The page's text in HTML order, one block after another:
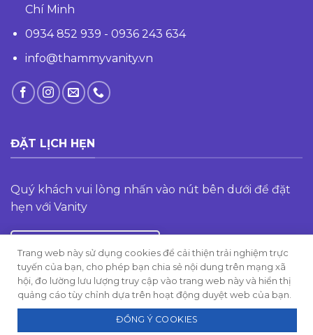
Chí Minh
0934 852 939 - 0936 243 634
info@thammyvanity.vn
ĐẶT LỊCH HẸN
Quý khách vui lòng nhấn vào nút bên dưới để đặt
hẹn với Vanity
Bản quyền thuộc vềThẩm mỹ Vanity
Trang web này sử dụng cookies để cải thiện trải nghiệm trực
tuyến của bạn, cho phép bạn chia sẻ nội dung trên mạng xã
hội, đo lường lưu lượng truy cập vào trang web này và hiển thị
quảng cáo tùy chỉnh dựa trên hoạt động duyệt web của bạn.
ĐỒNG Ý COOKIES
Vanity xin chào!